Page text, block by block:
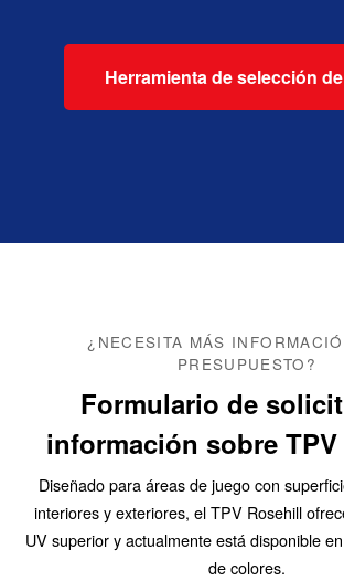
Herramienta de selección
¿NECESITA MÁS
PRESUPUESTO?
Formulario de
información sobre
Diseñado para áreas de juego con
interiores y exteriores, el TPV Rosehill
UV superior y actualmente está disponible
de colores.